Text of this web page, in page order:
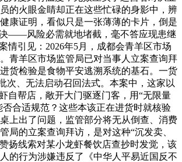
的火眼金睛却正在这些忙碌的身影中，辨
康证明，看似只是一张薄薄的卡片，倒是
决——风险必需就地堵截，毫不答应现患继
情引见：2026年5月，成都会青羊区市场
青羊区市场监管局已对当事人立案查询拜
货检验是食物平安逃溯系统的基石。一货
次、无法启动召回法式。本案中，这家以
自帮店，敞开大门驱逐门客，用“无限量
合适规范？这些本该正在进货时就核验
上出了问题，监管部分将无从倒查、消费
的立案查询拜访，是对这种“沉发卖、
扬线索对某小龙虾餐饮店查抄时发觉，该
的行为涉嫌违反了《中华人平易近国反不